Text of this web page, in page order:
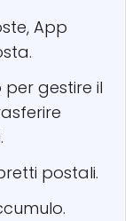
App
gestire il
postali.